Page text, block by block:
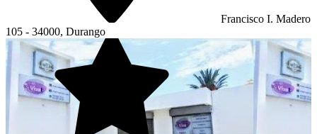
Francisco I. Madero
105 - 34000, Durango